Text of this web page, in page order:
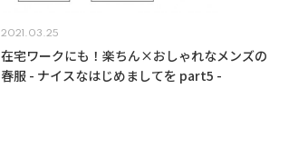
2021.03.25
在宅ワークにも！楽ちん×おしゃれなメンズの
春服 - ナイスなはじめましてを part5 -